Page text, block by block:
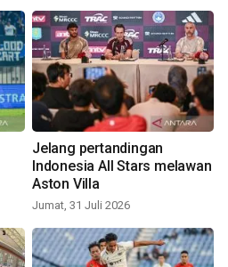
Jelang pertandingan
Indonesia All Stars melawan
Aston Villa
Jumat, 31 Juli 2026